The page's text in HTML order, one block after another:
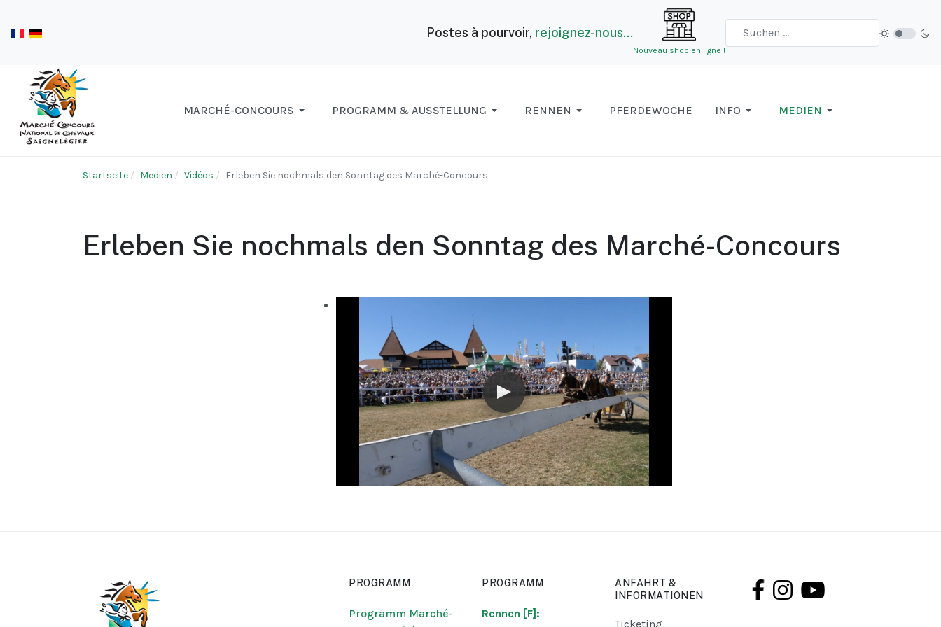
Postes à pourvoir, rejoignez-nous…
Nouveau shop en ligne !
MARCHÉ-CONCOURS PROGRAMM & AUSSTELLUNG RENNEN PFERDEWOCHE INFO MEDIEN
Startseite Medien Vidéos Erleben Sie nochmals den Sonntag des Marché-Concours
Erleben Sie nochmals den Sonntag des Marché-Concours
PROGRAMM
Programm Marché-
PROGRAMM
Rennen [F]:
ANFAHRT &
INFORMATIONEN
Ticketing